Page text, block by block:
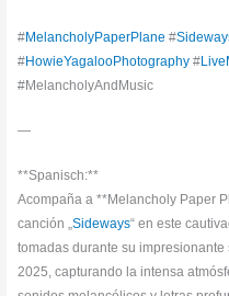
#MelancholyPaperPlane #
#HowieYagalooPhotography #
#MelancholyAndMusic
—
**Spanisch:**
Acompaña a **Melancholy Paper
canción „Sideways“ en este
tomadas durante su
2025, capturando la intensa